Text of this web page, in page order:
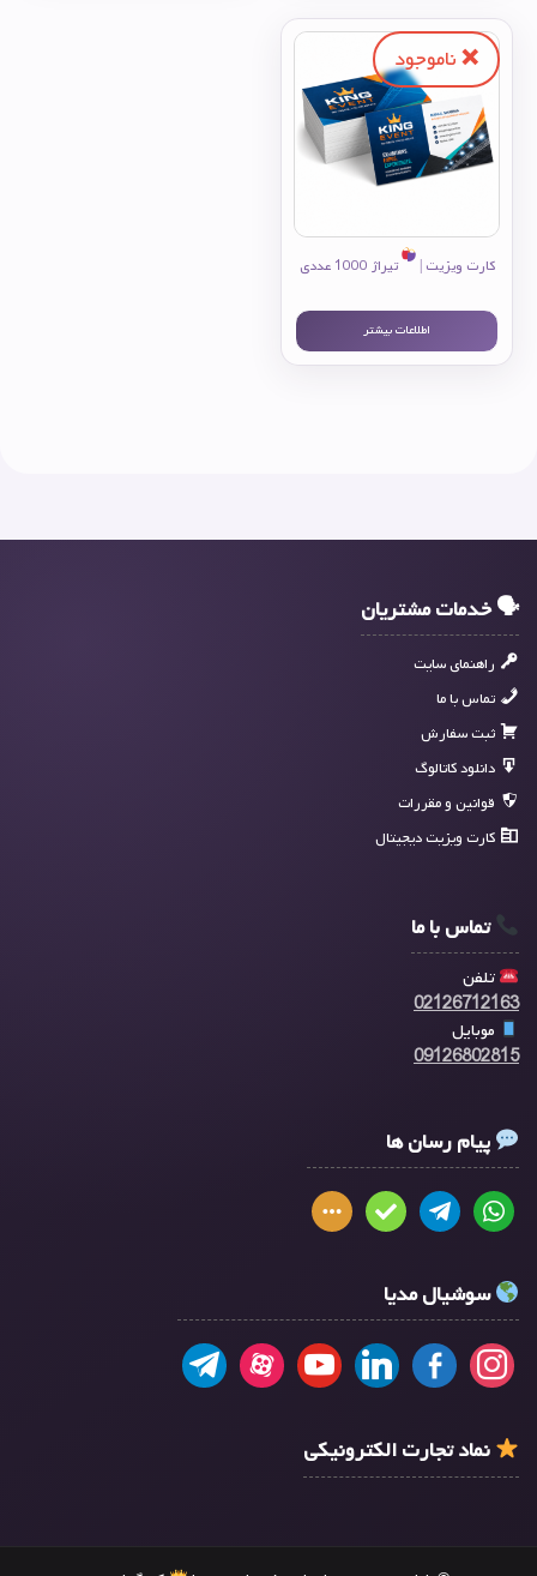
کارت ویزیت | تیراژ 1000 عددی
اطلاعات بیشتر
🗣 خدمات مشتریان
راهنمای سایت
تماس با ما
ثبت سفارش
دانلود کاتالوگ
قوانین و مقررات
کارت ویزیت دیجیتال
تماس با ما
تلفن
02126712163
موبایل
09126802815
پیام رسان ها
سوشیال مدیا
نماد تجارت الکترونیکی